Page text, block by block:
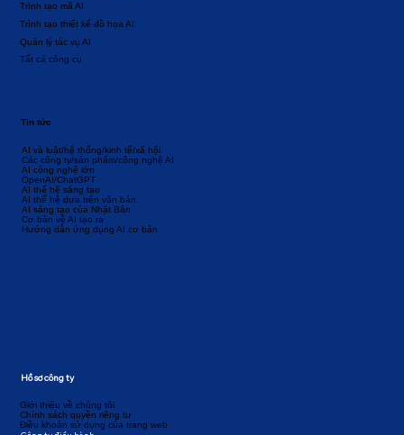
Tất cả công cụ
Quản lý tác vụ AI
Trình tạo thiết kế đồ họa AI
Trình tạo mã AI
AI và luật/hệ thống/kinh tế/xã hội
Các công ty/sản phẩm/công nghệ AI
AI công nghệ lớn
OpenAI/ChatGPT
AI thế hệ sáng tạo
AI thế hệ dựa trên văn bản
AI sáng tạo của Nhật Bản
Cơ bản về AI tạo ra
Hướng dẫn ứng dụng AI cơ bản
Tin tức
Giới thiệu về chúng tôi
Chính sách quyền riêng tư
Điều khoản sử dụng của trang web
Hồ sơ công ty